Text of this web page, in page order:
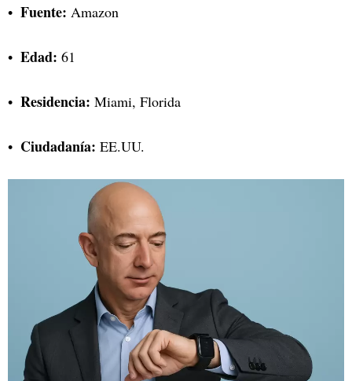
Fuente: Amazon
Edad: 61
Residencia: Miami, Florida
Ciudadanía: EE.UU.